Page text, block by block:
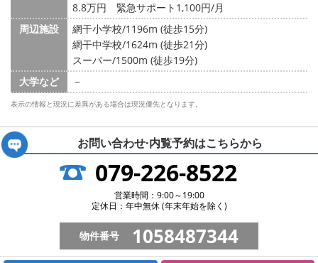
8.8万円 緊急サポート1,100円/月
周辺施設
網干小学校/1196m (徒歩15分)
網干中学校/1624m (徒歩21分)
スーパー/1500m (徒歩19分)
大学など
－
表示の情報と現況に差異がある場合は現況優先となります。
お問い合わせ·内覧予約はこちらから
079-226-8522
営業時間：9:00～19:00
定休日：年中無休 (年末年始を除く)
物件番号 1058487344